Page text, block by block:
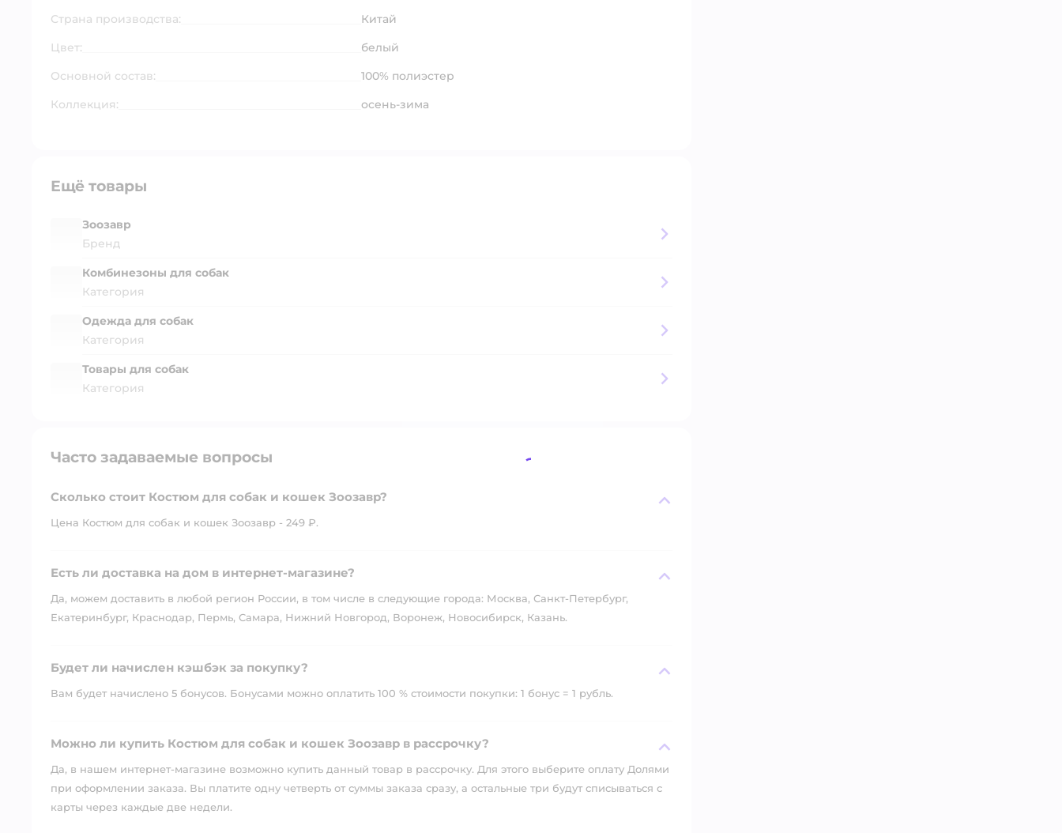
Страна производства:
Китай
Цвет:
белый
Основной состав:
100% полиэстер
Коллекция:
осень-зима
Ещё товары
Зоозавр
Бренд
Комбинезоны для собак
Категория
Одежда для собак
Категория
Товары для собак
Категория
Часто задаваемые вопросы
Сколько стоит Костюм для собак и кошек Зоозавр?
Цена Костюм для собак и кошек Зоозавр - 249 ₽.
Есть ли доставка на дом в интернет-магазине?
Да, можем доставить в любой регион России, в том числе в следующие города: Москва, Санкт-Петербург,
Екатеринбург, Краснодар, Пермь, Самара, Нижний Новгород, Воронеж, Новосибирск, Казань.
Будет ли начислен кэшбэк за покупку?
Вам будет начислено 5 бонусов. Бонусами можно оплатить 100 % стоимости покупки: 1 бонус = 1 рубль.
Можно ли купить Костюм для собак и кошек Зоозавр в рассрочку?
Да, в нашем интернет-магазине возможно купить данный товар в рассрочку. Для этого выберите оплату Долями
при оформлении заказа. Вы платите одну четверть от суммы заказа сразу, а остальные три будут списываться с
карты через каждые две недели.